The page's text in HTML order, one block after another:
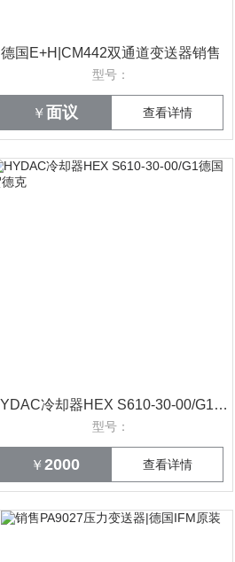
德国E+H|CM442双通道变送器销售
型号：
￥ 面议 查看详情
HYDAC冷却器HEX S610-30-00/G1德国贺德克
型号：
￥2000 查看详情